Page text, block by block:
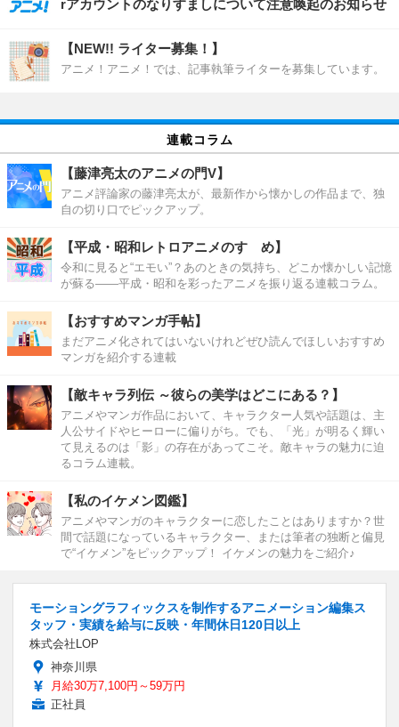
rアカウントのなりすましについて注意喚起のお知らせ
【NEW!! ライター募集！】
アニメ！アニメ！では、記事執筆ライターを募集しています。
連載コラム
【藤津亮太のアニメの門V】
アニメ評論家の藤津亮太が、最新作から懐かしの作品まで、独
自の切り口でピックアップ。
【平成・昭和レトロアニメのすゝめ】
令和に見ると“エモい”？あのときの気持ち、どこか懐かしい記憶
が蘇る――平成・昭和を彩ったアニメを振り返る連載コラム。
【おすすめマンガ手帖】
まだアニメ化されてはいないけれどぜひ読んでほしいおすすめ
マンガを紹介する連載
【敵キャラ列伝 ～彼らの美学はどこにある？】
アニメやマンガ作品において、キャラクター人気や話題は、主
人公サイドやヒーローに偏りがち。でも、「光」が明るく輝い
て見えるのは「影」の存在があってこそ。敵キャラの魅力に迫
るコラム連載。
【私のイケメン図鑑】
アニメやマンガのキャラクターに恋したことはありますか？世
間で話題になっているキャラクター、または筆者の独断と偏見
で“イケメン”をピックアップ！ イケメンの魅力をご紹介♪
モーショングラフィックスを制作するアニメーション編集ス
タッフ・実績を給与に反映・年間休日120日以上
株式会社LOP
神奈川県
月給30万7,100円～59万円
正社員